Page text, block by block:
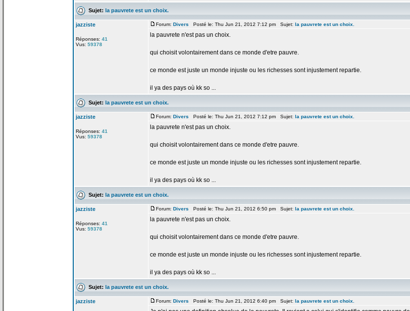
Sujet: la pauvrete est un choix.
jazziste
Réponses: 41
Vus: 59378
Forum: Divers Posté le: Thu Jun 21, 2012 7:12 pm Sujet: la pauvrete est un choix.
la pauvrete n'est pas un choix.
qui choisit volontairement dans ce monde d'etre pauvre.
ce monde est juste un monde injuste ou les richesses sont injustement repartie.
il ya des pays où kk so ...
Sujet: la pauvrete est un choix.
jazziste
Réponses: 41
Vus: 59378
Forum: Divers Posté le: Thu Jun 21, 2012 7:12 pm Sujet: la pauvrete est un choix.
la pauvrete n'est pas un choix.
qui choisit volontairement dans ce monde d'etre pauvre.
ce monde est juste un monde injuste ou les richesses sont injustement repartie.
il ya des pays où kk so ...
Sujet: la pauvrete est un choix.
jazziste
Réponses: 41
Vus: 59378
Forum: Divers Posté le: Thu Jun 21, 2012 6:50 pm Sujet: la pauvrete est un choix.
la pauvrete n'est pas un choix.
qui choisit volontairement dans ce monde d'etre pauvre.
ce monde est juste un monde injuste ou les richesses sont injustement repartie.
il ya des pays où kk so ...
Sujet: la pauvrete est un choix.
jazziste Forum: Divers Posté le: Thu Jun 21, 2012 6:40 pm Sujet: la pauvrete est un choix.